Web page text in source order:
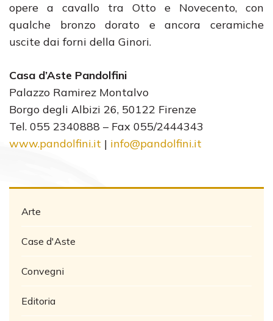
opere a cavallo tra Otto e Novecento, con
qualche bronzo dorato e ancora ceramiche
uscite dai forni della Ginori.
Casa d’Aste Pandolfini
Palazzo Ramirez Montalvo
Borgo degli Albizi 26, 50122 Firenze
Tel. 055 2340888 – Fax 055/2444343
www.pandolfini.it | info@pandolfini.it
Arte
Case d'Aste
Convegni
Editoria